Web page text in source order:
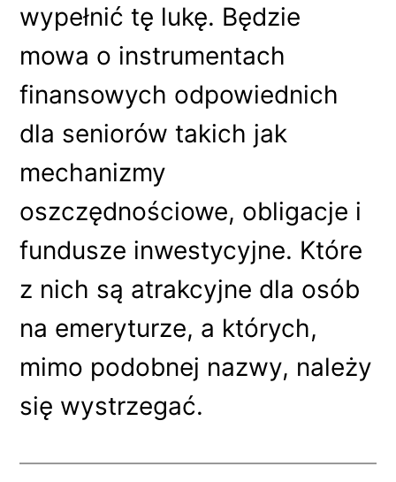
wypełnić tę lukę. Będzie
mowa o instrumentach
finansowych odpowiednich
dla seniorów takich jak
mechanizmy
oszczędnościowe, obligacje i
fundusze inwestycyjne. Które
z nich są atrakcyjne dla osób
na emeryturze, a których,
mimo podobnej nazwy, należy
się wystrzegać.